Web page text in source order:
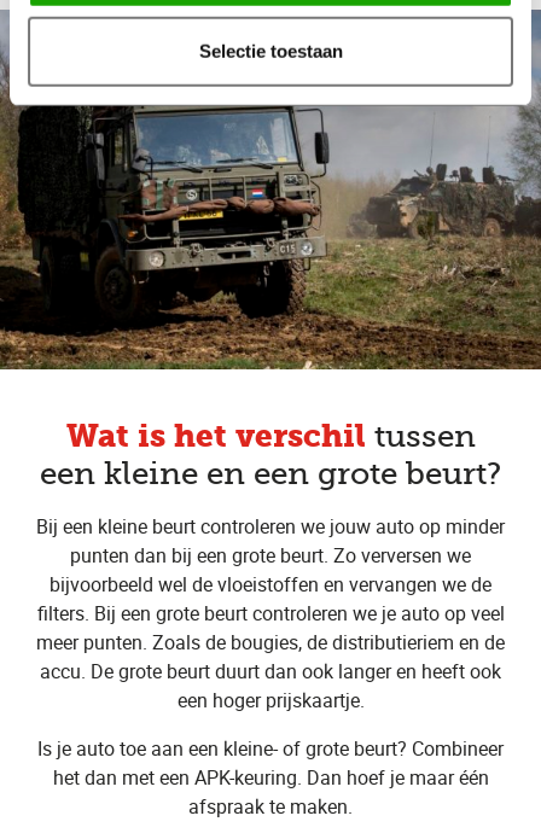
Selectie toestaan
Wat is het verschil tussen
een kleine en een grote beurt?
Bij een kleine beurt controleren we jouw auto op minder
punten dan bij een grote beurt. Zo verversen we
bijvoorbeeld wel de vloeistoffen en vervangen we de
filters. Bij een grote beurt controleren we je auto op veel
meer punten. Zoals de bougies, de distributieriem en de
accu. De grote beurt duurt dan ook langer en heeft ook
een hoger prijskaartje.
Is je auto toe aan een kleine- of grote beurt? Combineer
het dan met een APK-keuring. Dan hoef je maar één
afspraak te maken.